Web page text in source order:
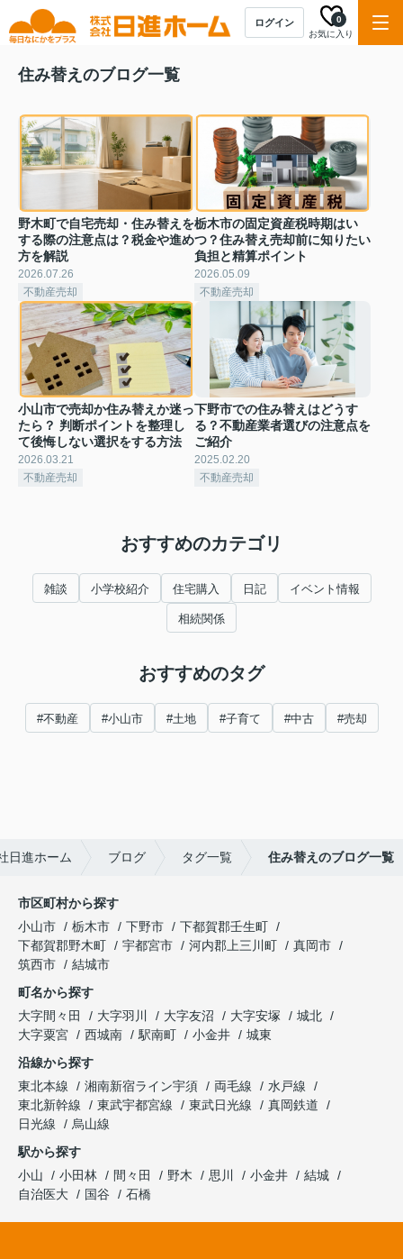
ログイン
お気に入り
0
住み替えのブログ一覧
野木町で自宅売却・住み替えを
する際の注意点は？税金や進め
方を解説
2026.07.26
不動産売却
栃木市の固定資産税時期はい
つ？住み替え売却前に知りたい
負担と精算ポイント
2026.05.09
不動産売却
小山市で売却か住み替えか迷っ
たら？ 判断ポイントを整理し
て後悔しない選択をする方法
2026.03.21
不動産売却
下野市での住み替えはどうす
る？不動産業者選びの注意点を
ご紹介
2025.02.20
不動産売却
おすすめのカテゴリ
雑談 小学校紹介 住宅購入 日記 イベント情報
相続関係
おすすめのタグ
#不動産 #小山市 #土地 #子育て #中古 #売却
日進ホーム ブログ タグ一覧 住み替えのブログ一覧
市区町村から探す
小山市
栃木市 下野市
下都賀郡壬生町
下都賀郡野木町
宇都宮市 河内郡上三川町
真岡市
筑西市
結城市
町名から探す
大字間々田
大字羽川 大字友沼 大字安塚
城北
大字粟宮
西城南 駅南町 小金井
城東
沿線から探す
東北本線
湘南新宿ライン宇須 両毛線
水戸線
東北新幹線
東武宇都宮線 東武日光線
真岡鉄道
日光線
烏山線
駅から探す
小山
小田林 間々田 野木 思川 小金井
結城
自治医大
国谷 石橋